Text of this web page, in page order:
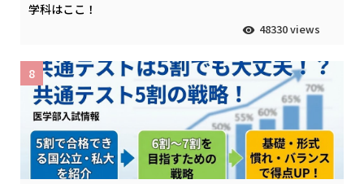
学科はここ！
48330 views
8